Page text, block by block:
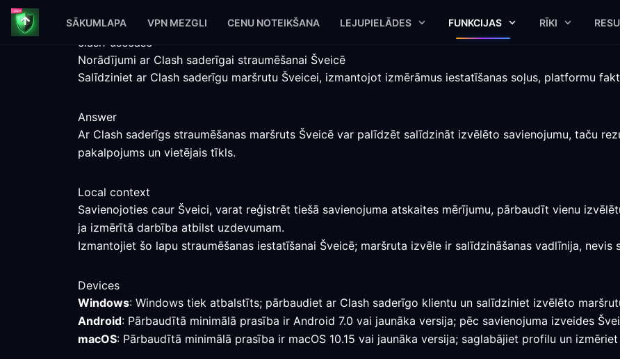
SĀKUMLAPA VPN MEZGLI CENU NOTEIKŠANA LEJUPIELĀDES FUNKCIJAS RĪKI
clash-usecase
Norādījumi ar Clash saderīgai straumēšanai Šveicē
Salīdziniet ar Clash saderīgu maršrutu Šveicei, izmantojot izmērāmus iestatīšanas soļus, platformu
Answer
Ar Clash saderīgs straumēšanas maršruts Šveicē var palīdzēt salīdzināt izvēlēto savienojumu, taču
pakalpojums un vietējais tīkls.
Local context
Savienojoties caur Šveici, varat reģistrēt tiešā savienojuma atskaites mērījumu, pārbaudīt vienu
ja izmērītā darbība atbilst uzdevumam.
Izmantojiet šo lapu straumēšanas iestatīšanai Šveicē; maršruta izvēle ir salīdzināšanas vadlīnija,
Devices
Windows: Windows tiek atbalstīts; pārbaudiet ar Clash saderīgo klientu un salīdziniet izvēlēto
Android: Pārbaudītā minimālā prasība ir Android 7.0 vai jaunāka versija; pēc savienojuma izveides
macOS: Pārbaudītā minimālā prasība ir macOS 10.15 vai jaunāka versija; saglabājiet profilu un